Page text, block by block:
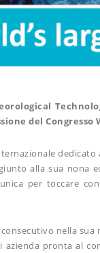
del Congresso
alla sua nona
per toccare
nella
azienda pronta al